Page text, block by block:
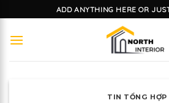
to
content
ADD ANYTHING HERE OR
TIN TỔNG HỢP